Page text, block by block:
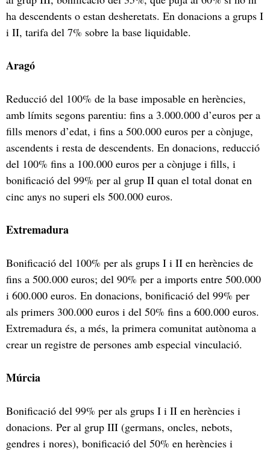
ha descendents o estan desheretats. En donacions a grups I
i II, tarifa del 7% sobre la base liquidable.
Aragó
Reducció del 100% de la base imposable en herències,
amb límits segons parentiu: fins a 3.000.000 d’euros per a
fills menors d’edat, i fins a 500.000 euros per a cònjuge,
ascendents i resta de descendents. En donacions, reducció
del 100% fins a 100.000 euros per a cònjuge i fills, i
bonificació del 99% per al grup II quan el total donat en
cinc anys no superi els 500.000 euros.
Extremadura
Bonificació del 100% per als grups I i II en herències de
fins a 500.000 euros; del 90% per a imports entre 500.000
i 600.000 euros. En donacions, bonificació del 99% per
als primers 300.000 euros i del 50% fins a 600.000 euros.
Extremadura és, a més, la primera comunitat autònoma a
crear un registre de persones amb especial vinculació.
Múrcia
Bonificació del 99% per als grups I i II en herències i
donacions. Per al grup III (germans, oncles, nebots,
gendres i nores), bonificació del 50% en herències i